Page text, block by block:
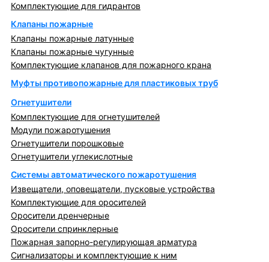
Комплектующие для гидрантов
Клапаны пожарные
Клапаны пожарные латунные
Клапаны пожарные чугунные
Комплектующие клапанов для пожарного крана
Муфты противопожарные для пластиковых труб
Огнетушители
Комплектующие для огнетушителей
Модули пожаротушения
Огнетушители порошковые
Огнетушители углекислотные
Системы автоматического пожаротушения
Извещатели, оповещатели, пусковые устройства
Комплектующие для оросителей
Оросители дренчерные
Оросители спринклерные
Пожарная запорно-регулирующая арматура
Сигнализаторы и комплектующие к ним